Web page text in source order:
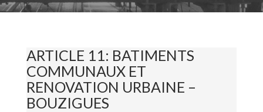
ARTICLE 11: BATIMENTS
COMMUNAUX ET
RENOVATION URBAINE –
BOUZIGUES